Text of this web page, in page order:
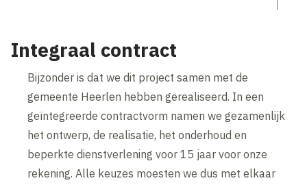
Integraal contract
Bijzonder is dat we dit project samen met de
gemeente Heerlen hebben gerealiseerd. In een
geïntegreerde contractvorm namen we gezamenlijk
het ontwerp, de realisatie, het onderhoud en
beperkte dienstverlening voor 15 jaar voor onze
rekening. Alle keuzes moesten we dus met elkaar